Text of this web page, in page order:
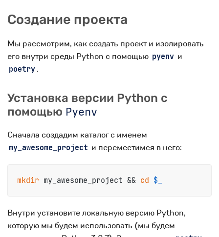
Создание проекта
Мы рассмотрим, как создать проект и изолировать
его внутри среды Python с помощью pyenv и
poetry .
Установка версии Python с
помощью Pyenv
Сначала создадим каталог с именем
my_awesome_project и переместимся в него:
mkdir my_awesome_project && cd $_
Внутри установите локальную версию Python,
которую мы будем использовать (мы будем